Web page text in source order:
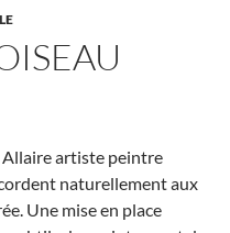
Allaire artiste peintre
naturellement aux
Une mise en place